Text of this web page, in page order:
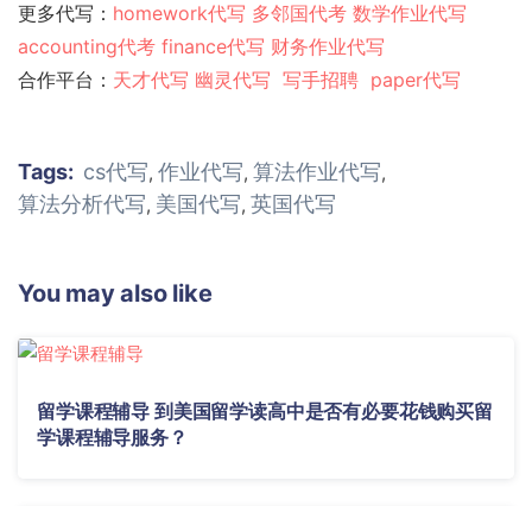
更多代写： homework代写 多邻国代考 数学作业代写
accounting代考 finance代写 财务作业代写
合作平台： 天才代写 幽灵代写 写手招聘 paper代写
Tags: cs代写, 作业代写, 算法作业代写,
算法分析代写, 美国代写, 英国代写
You may also like
留学课程辅导 到美国留学读高中是否有必要花钱购买留
学课程辅导服务？